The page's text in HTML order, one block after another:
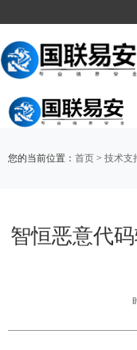
您的当前位置： 首页 > 技术支
智恒恶意代